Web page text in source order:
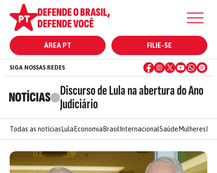
ÁREA PT FILIE-SE
NOTÍCIAS
Discurso de Lula na abertura do Ano
Judiciário
SIGA NOSSAS REDES
Todas as notícias Lula Economia Brasil InternacionalSaúde Mulheres